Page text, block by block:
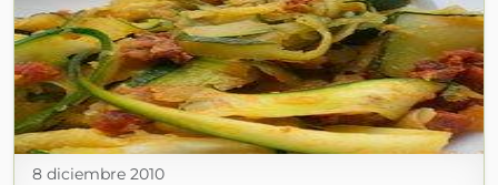
8 diciembre 2010